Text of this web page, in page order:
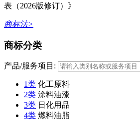
表（2026版修订）》
商标法>
商标分类
产品/服务项目:
1类 化工原料
2类 涂料油漆
3类 日化用品
4类 燃料油脂